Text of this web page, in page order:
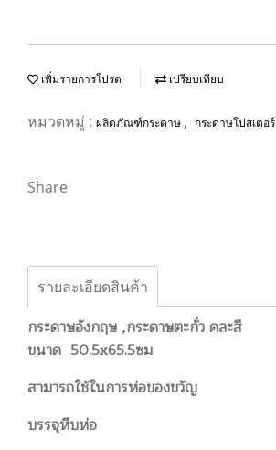
เพิ่มรายการโปรด เปรียบเทียบ
หมวดหมู่ : ผลิตภัณฑ์กระดาษ , กระดาษโปสเตอร์
Share
รายละเอียดสินค้า
กระดาษอังกฤษ ,กระดาษตะกั่ว คละสี
ขนาด 50.5x65.5ซม
สามารถใช้ในการห่อของขวัญ
บรรจุหีบห่อ